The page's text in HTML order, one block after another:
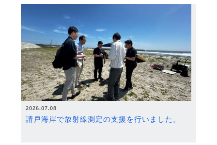
2026.07.08
請戸海岸で放射線測定の支援を行いました。